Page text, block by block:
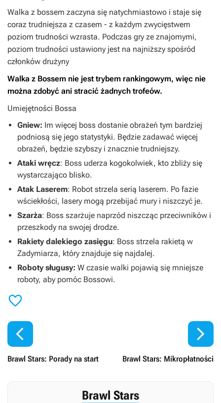
Walka z bossem zaczyna się natychmiastowo i staje się
coraz trudniejsza z czasem - z każdym zwycięstwem
poziom trudności wzrasta. Podczas gry ze znajomymi,
poziom trudności ustawiony jest na najniższy spośród
członków drużyny
Walka z Bossem nie jest trybem rankingowym, więc nie
można zdobyć ani stracić żadnych trofeów.
Umiejętności Bossa
Gniew: Im więcej boss dostanie obrażeń tym bardziej
podniosą się jego statystyki. Będzie zadawać więcej
obrażeń, będzie szybszy i znacznie trudniejszy.
Ataki wręcz: Boss uderza kogokolwiek, kto zbliży się
wystarczająco blisko.
Atak Laserem: Robot strzela serią laserem. Po fazie
wściekłości, lasery mogą przebijać mury i niszczyć je.
Szarża: Boss szarżuje naprzód niszcząc przeciwników i
przeszkody na swojej drodze.
Rakiety dalekiego zasięgu: Boss strzela rakietą w
Zadymiarza, który znajduje się najdalej.
Roboty sługusy: W czasie walki pojawią się mniejsze
roboty, aby pomóc Bossowi.


Brawl Stars: Porady na start Brawl Stars: Mikropłatności

Brawl Stars